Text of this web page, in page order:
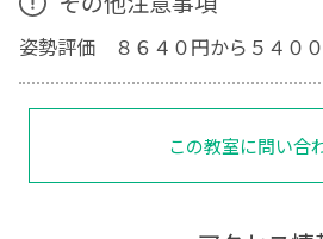
姿勢評価 ８６４０円から５４００
この教室に問い合